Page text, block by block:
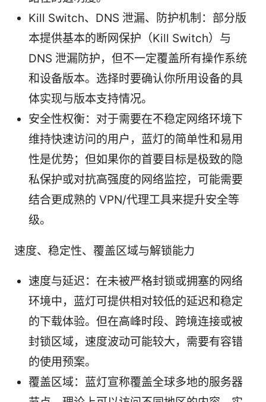
Kill Switch、DNS 泄漏、防护机制：部分版
本提供基本的断网保护（Kill Switch）与
DNS 泄漏防护，但不一定覆盖所有操作系统
和设备版本。选择时要确认你所用设备的具
体实现与版本支持情况。
安全性权衡：对于需要在不稳定网络环境下
维持快速访问的用户，蓝灯的简单性和易用
性是优势；但如果你的首要目标是极致的隐
私保护或对抗高强度的网络监控，可能需要
结合更成熟的 VPN/代理工具来提升安全等
级。
速度、稳定性、覆盖区域与解锁能力
速度与延迟：在未被严格封锁或拥塞的网络
环境中，蓝灯可提供相对较低的延迟和稳定
的下载体验。但在高峰时段、跨境连接或被
封锁区域，速度波动可能较大，需要有容错
的使用预案。
覆盖区域：蓝灯宣称覆盖全球多地的服务器